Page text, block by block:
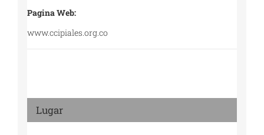
Pagina Web:
www.ccipiales.org.co
Lugar